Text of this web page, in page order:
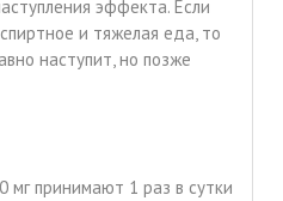
эффекта. Если
и тяжелая еда, то
наступит, но позже
мг принимают 1 раз в сутки